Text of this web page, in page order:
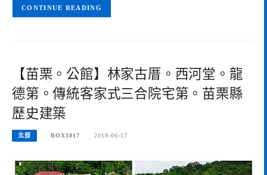
CONTINUE READING
【苗栗。公館】林家古厝。西河堂。龍
德第。傳統客家式三合院宅第。苗栗縣
歷史建築
北部 BOX1817 2019-06-17